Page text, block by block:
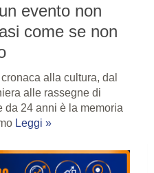
evento non
come se non
alla cultura, dal
alle rassegne di
da 24 anni è la memoria
Leggi »